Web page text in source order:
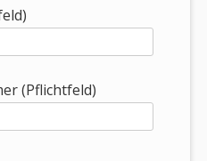
(Pflichtfeld)